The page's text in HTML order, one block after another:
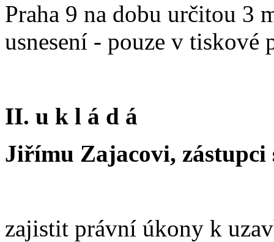
Praha 9 na dobu určitou 3
usnesení - pouze v tiskové
II. u k l á d á
Jiřímu Zajacovi, zástupci
zajistit právní úkony k